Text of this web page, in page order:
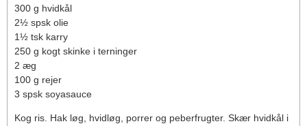
300 g hvidkål
2½ spsk olie
1½ tsk karry
250 g kogt skinke i terninger
2 æg
100 g rejer
3 spsk soyasauce
Kog ris. Hak løg, hvidløg, porrer og peberfrugter. Skær hvidkål i